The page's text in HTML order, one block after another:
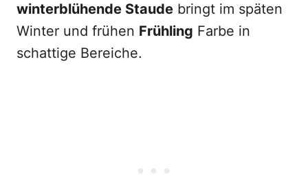
winterblühende Staude bringt im späten
Winter und frühen Frühling Farbe in
schattige Bereiche.